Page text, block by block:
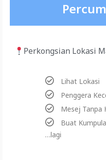
Perkongsian Lokasi
Lihat Lokasi
Penggera
Mesej Tanpa
Buat
…lagi